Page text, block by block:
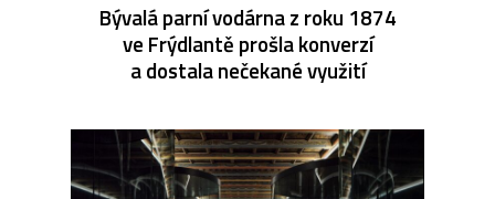
Bývalá parní vodárna z roku 1874
ve Frýdlantě prošla konverzí
a dostala nečekané využití